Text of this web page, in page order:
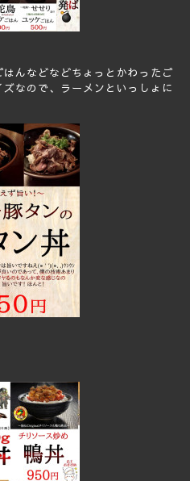
んなどなどちょっとかわったご
なので、ラーメンといっしょに